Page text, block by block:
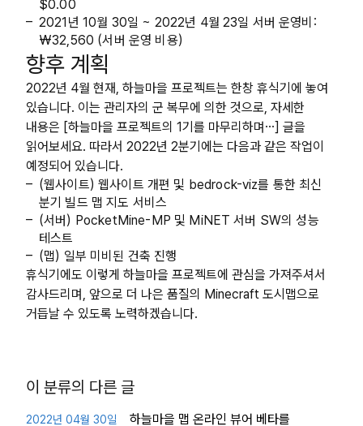
$0.00
2021년 10월 30일 ~ 2022년 4월 23일 서버 운영비:
₩32,560 (서버 운영 비용)
향후 계획
2022년 4월 현재, 하늘마을 프로젝트는 한창 휴식기에 놓여
있습니다. 이는 관리자의 군 복무에 의한 것으로, 자세한
내용은 [하늘마을 프로젝트의 1기를 마무리하며…] 글을
읽어보세요. 따라서 2022년 2분기에는 다음과 같은 작업이
예정되어 있습니다.
(웹사이트) 웹사이트 개편 및 bedrock-viz를 통한 최신
분기 빌드 맵 지도 서비스
(서버) PocketMine-MP 및 MiNET 서버 SW의 성능
테스트
(맵) 일부 미비된 건축 진행
휴식기에도 이렇게 하늘마을 프로젝트에 관심을 가져주셔서
감사드리며, 앞으로 더 나은 품질의 Minecraft 도시맵으로
거듭날 수 있도록 노력하겠습니다.
이 분류의 다른 글
2022년 04월 30일 하늘마을 맵 온라인 뷰어 베타를